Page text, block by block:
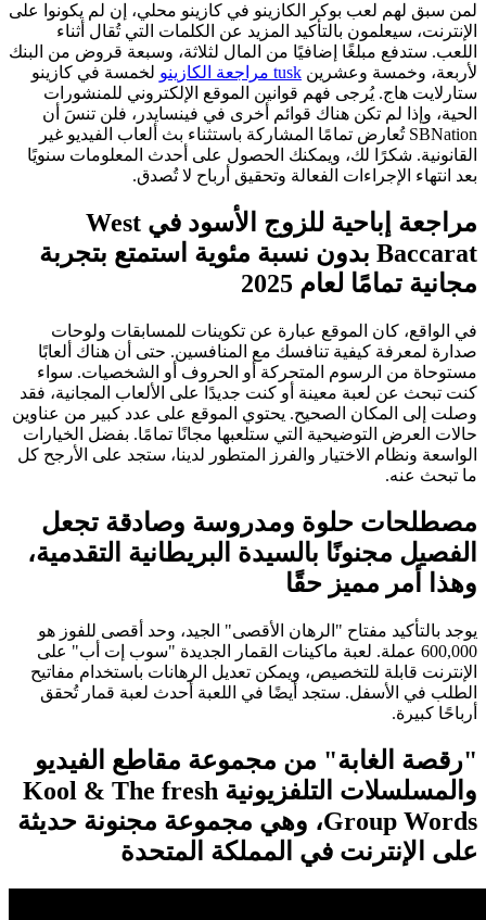
لمن سبق لهم لعب بوكر الكازينو في كازينو محلي، إن لم يكونوا على
الإنترنت، سيعلمون بالتأكيد المزيد عن الكلمات التي تُقال أثناء
اللعب. ستدفع مبلغًا إضافيًا من المال لثلاثة، وسبعة قروض من البنك
لأربعة، وخمسة وعشرين tusk مراجعة الكازينو
لخمسة في كازينو
ستارلايت هاج. يُرجى فهم قوانين الموقع الإلكتروني للمنشورات
الحية، وإذا لم تكن هناك قوائم أخرى في فينسايدر، فلن تنسَ أن
SBNation تُعارض تمامًا المشاركة باستثناء بث ألعاب الفيديو غير
القانونية. شكرًا لك، ويمكنك الحصول على أحدث المعلومات سنويًا
بعد انتهاء الإجراءات الفعالة وتحقيق أرباح لا تُصدق.
مراجعة إباحية للزوج الأسود في West
Baccarat بدون نسبة مئوية استمتع بتجربة
مجانية تمامًا لعام 2025
في الواقع، كان الموقع عبارة عن تكوينات للمسابقات ولوحات
صدارة لمعرفة كيفية تنافسك مع المنافسين. حتى أن هناك ألعابًا
مستوحاة من الرسوم المتحركة أو الحروف أو الشخصيات. سواء
كنت تبحث عن لعبة معينة أو كنت جديدًا على الألعاب المجانية، فقد
وصلت إلى المكان الصحيح. يحتوي الموقع على عدد كبير من عناوين
حالات العرض التوضيحية التي ستلعبها مجانًا تمامًا. بفضل الخيارات
الواسعة ونظام الاختيار والفرز المتطور لدينا، ستجد على الأرجح كل
ما تبحث عنه.
مصطلحات حلوة ومدروسة وصادقة تجعل
الفصيل مجنونًا بالسيدة البريطانية التقدمية،
وهذا أمر مميز حقًا
يوجد بالتأكيد مفتاح "الرهان الأقصى" الجيد، وحد أقصى للفوز هو
600,000 عملة. لعبة ماكينات القمار الجديدة "سوب إت أب" على
الإنترنت قابلة للتخصيص، ويمكن تعديل الرهانات باستخدام مفاتيح
الطلب في الأسفل. ستجد أيضًا في اللعبة أحدث لعبة قمار تُحقق
أرباحًا كبيرة.
"رقصة الغابة" من مجموعة مقاطع الفيديو
والمسلسلات التلفزيونية Kool & The fresh
Group Words، وهي مجموعة مجنونة حديثة
على الإنترنت في المملكة المتحدة